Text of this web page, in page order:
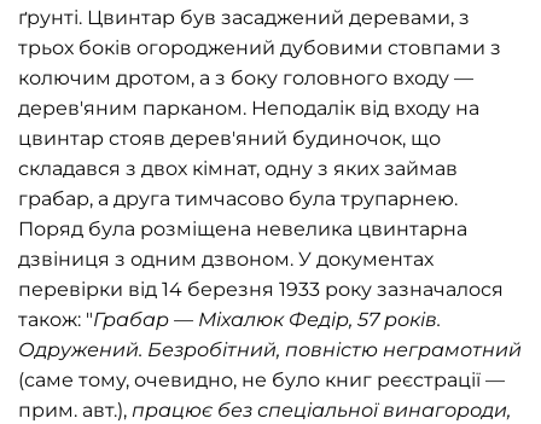
ґрунті. Цвинтар був засаджений деревами, з
трьох боків огороджений дубовими стовпами з
колючим дротом, а з боку головного входу —
дерев'яним парканом. Неподалік від входу на
цвинтар стояв дерев'яний будиночок, що
складався з двох кімнат, одну з яких займав
грабар, а друга тимчасово була трупарнею.
Поряд була розміщена невелика цвинтарна
дзвіниця з одним дзвоном. У документах
перевірки від 14 березня 1933 року зазначалося
також: "Грабар — Міхалюк Федір, 57 років.
Одружений. Безробітний, повністю неграмотний
(саме тому, очевидно, не було книг реєстрації —
прим. авт.), працює без спеціальної винагороди,